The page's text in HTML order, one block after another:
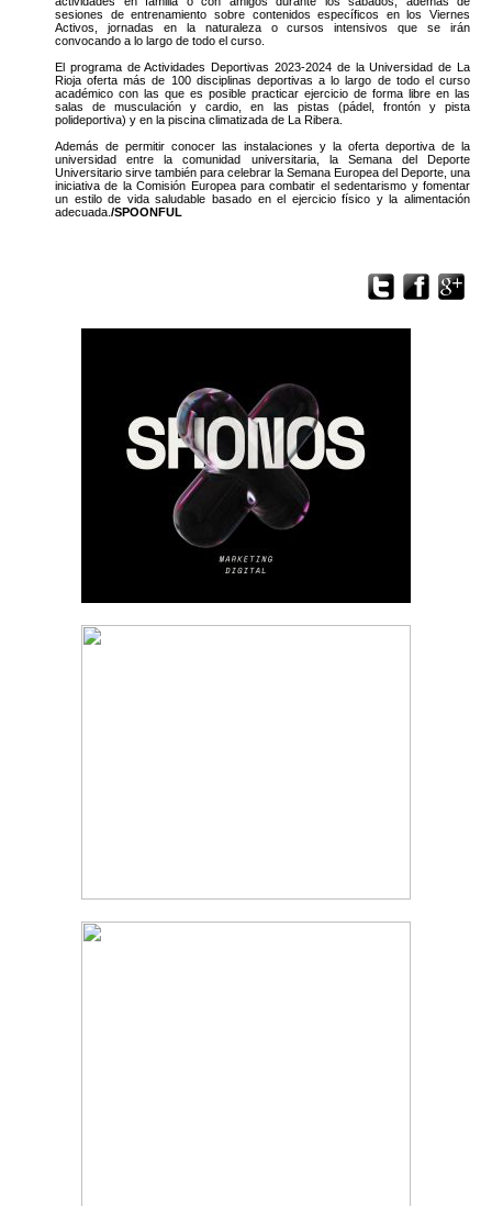
sesiones de entrenamiento sobre contenidos específicos en los Viernes
Activos, jornadas en la naturaleza o cursos intensivos que se irán
convocando a lo largo de todo el curso.
El programa de Actividades Deportivas 2023-2024 de la Universidad de La
Rioja oferta más de 100 disciplinas deportivas a lo largo de todo el curso
académico con las que es posible practicar ejercicio de forma libre en las
salas de musculación y cardio, en las pistas (pádel, frontón y pista
polideportiva) y en la piscina climatizada de La Ribera.
Además de permitir conocer las instalaciones y la oferta deportiva de la
universidad entre la comunidad universitaria, la Semana del Deporte
Universitario sirve también para celebrar la Semana Europea del Deporte, una
iniciativa de la Comisión Europea para combatir el sedentarismo y fomentar
un estilo de vida saludable basado en el ejercicio físico y la alimentación
adecuada. /SPOONFUL